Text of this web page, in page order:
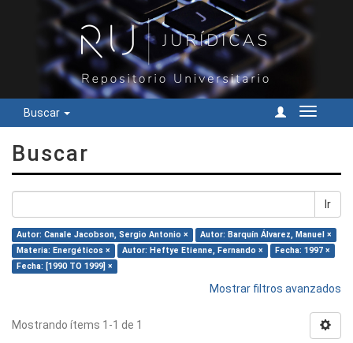
Buscar
Cambiar
Buscar
Ir
Autor: Canale Jacobson, Sergio Antonio ×
Autor: Barquín Álvarez, Manuel ×
Materia: Energéticos ×
Autor: Heftye Etienne, Fernando ×
Fecha: 1997 ×
Fecha: [1990 TO 1999] ×
Mostrar filtros avanzados
Mostrando ítems 1-1 de 1